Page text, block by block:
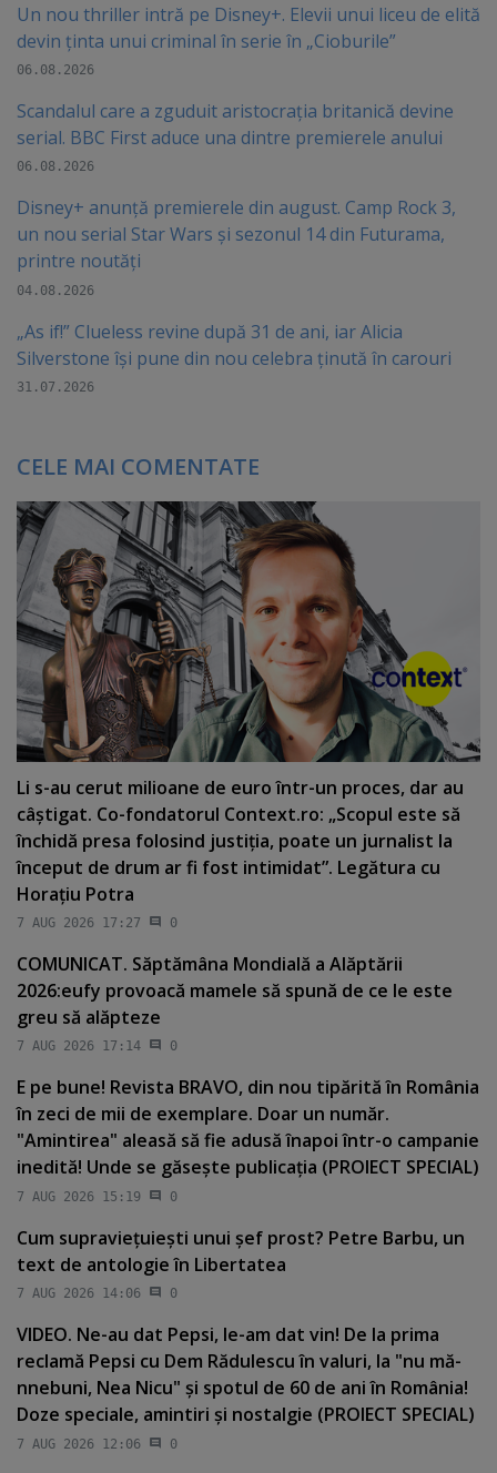
Un nou thriller intră pe Disney+. Elevii unui liceu de elită
devin ținta unui criminal în serie în „Cioburile”
06.08.2026
Scandalul care a zguduit aristocrația britanică devine
serial. BBC First aduce una dintre premierele anului
06.08.2026
Disney+ anunță premierele din august. Camp Rock 3,
un nou serial Star Wars și sezonul 14 din Futurama,
printre noutăți
04.08.2026
„As if!” Clueless revine după 31 de ani, iar Alicia
Silverstone își pune din nou celebra ținută în carouri
31.07.2026
CELE MAI COMENTATE
Li s-au cerut milioane de euro într-un proces, dar au
câştigat. Co-fondatorul Context.ro: „Scopul este să
închidă presa folosind justiţia, poate un jurnalist la
început de drum ar fi fost intimidat”. Legătura cu
Horaţiu Potra
7 AUG 2026 17:27 0
COMUNICAT. Săptămâna Mondială a Alăptării
2026:eufy provoacă mamele să spună de ce le este
greu să alăpteze
7 AUG 2026 17:14 0
E pe bune! Revista BRAVO, din nou tipărită în România
în zeci de mii de exemplare. Doar un număr.
"Amintirea" aleasă să fie adusă înapoi într-o campanie
inedită! Unde se găseşte publicaţia (PROIECT SPECIAL)
7 AUG 2026 15:19 0
Cum supravieţuieşti unui şef prost? Petre Barbu, un
text de antologie în Libertatea
7 AUG 2026 14:06 0
VIDEO. Ne-au dat Pepsi, le-am dat vin! De la prima
reclamă Pepsi cu Dem Rădulescu în valuri, la "nu mă-
nnebuni, Nea Nicu" şi spotul de 60 de ani în România!
Doze speciale, amintiri şi nostalgie (PROIECT SPECIAL)
7 AUG 2026 12:06 0